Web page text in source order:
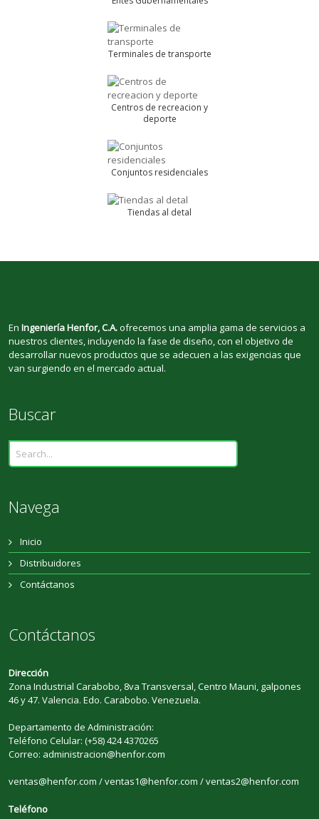
Terminales de transporte
Centros de recreacion y
deporte
Conjuntos residenciales
Tiendas al detal
EnIngeniería Henfor, C.A.ofrecemos una amplia gama de servicios a
nuestros clientes, incluyendo la fase de diseño, con el objetivo de
desarrollar nuevos productos que se adecuen a las exigencias que
van surgiendo en el mercado actual.
Buscar
Navega
Inicio
Distribuidores
Contáctanos
Contáctanos
Dirección
Zona Industrial Carabobo, 8va Transversal, Centro Mauni, galpones
46 y 47. Valencia. Edo. Carabobo. Venezuela.
Departamento de Administración:
Teléfono Celular: (+58) 424 4370265
Correo: administracion@henfor.com
ventas@henfor.com / ventas1@henfor.com / ventas2@henfor.com
Teléfono